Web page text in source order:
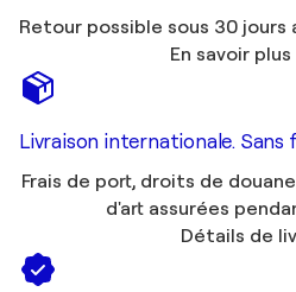
Retour possible sous 30 jours
En savoir plus
Livraison internationale. Sans
Frais de port, droits de
d'art assurées
Détails de